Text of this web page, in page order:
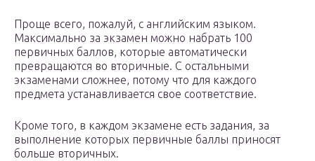
Проще всего, пожалуй, с английским языком.
Максимально за экзамен можно набрать 100
первичных баллов, которые автоматически
превращаются во вторичные. С остальными
экзаменами сложнее, потому что для каждого
предмета устанавливается свое соответствие.
Кроме того, в каждом экзамене есть задания, за
выполнение которых первичные баллы приносят
больше вторичных.